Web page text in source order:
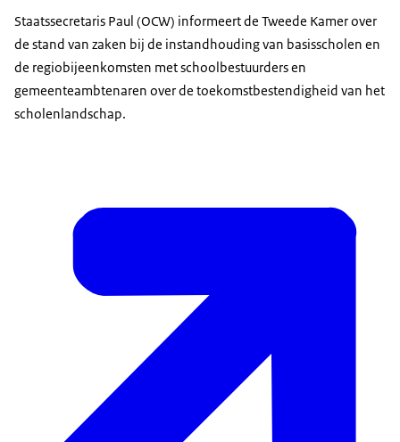
Staatssecretaris Paul (OCW) informeert de Tweede Kamer over
de stand van zaken bij de instandhouding van basisscholen en
de regiobijeenkomsten met schoolbestuurders en
gemeenteambtenaren over de toekomstbestendigheid van het
scholenlandschap.